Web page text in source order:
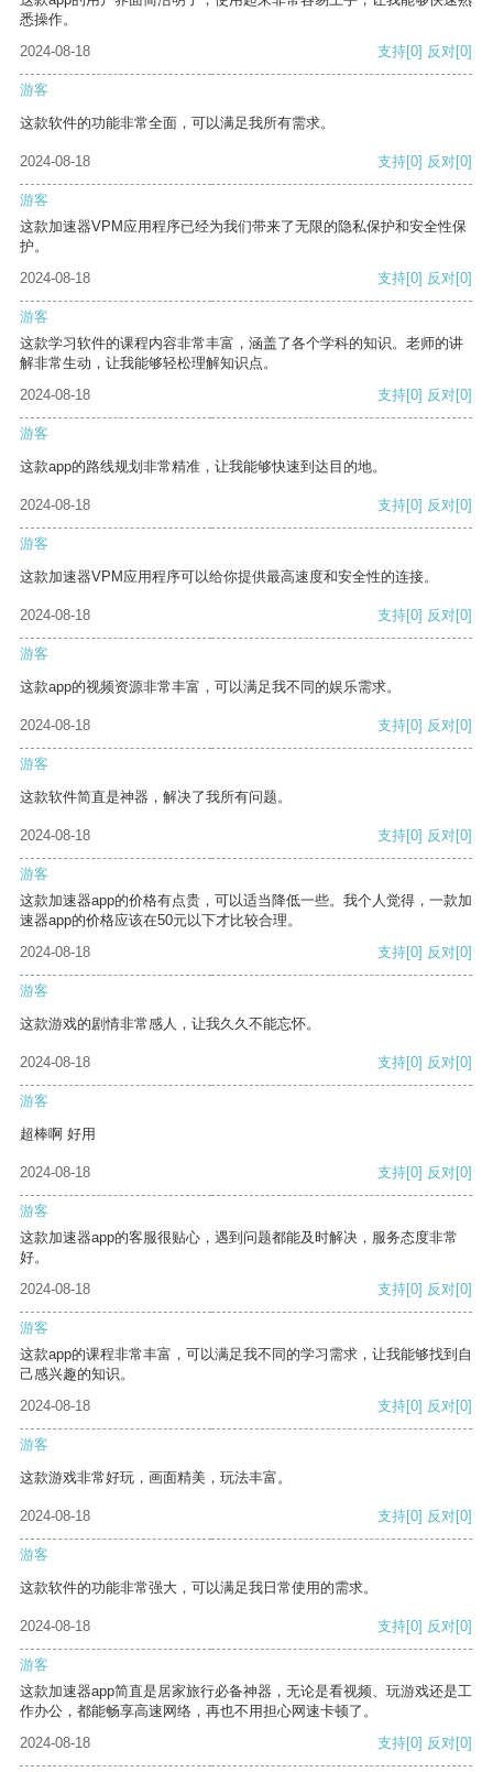
悉操作。
2024-08-18
支持[0] 反对[0]
游客
这款软件的功能非常全面，可以满足我所有需求。
2024-08-18 支持[0] 反对[0]
游客
这款加速器VPM应用程序已经为我们带来了无限的隐私保护和安全性保
护。
2024-08-18
支持[0] 反对[0]
游客
这款学习软件的课程内容非常丰富，涵盖了各个学科的知识。老师的讲
解非常生动，让我能够轻松理解知识点。
2024-08-18
支持[0] 反对[0]
游客
这款app的路线规划非常精准，让我能够快速到达目的地。
2024-08-18 支持[0] 反对[0]
游客
这款加速器VPM应用程序可以给你提供最高速度和安全性的连接。
2024-08-18 支持[0] 反对[0]
游客
这款app的视频资源非常丰富，可以满足我不同的娱乐需求。
2024-08-18 支持[0] 反对[0]
游客
这款软件简直是神器，解决了我所有问题。
2024-08-18 支持[0] 反对[0]
游客
这款加速器app的价格有点贵，可以适当降低一些。我个人觉得，一款加
速器app的价格应该在50元以下才比较合理。
2024-08-18
支持[0] 反对[0]
游客
这款游戏的剧情非常感人，让我久久不能忘怀。
2024-08-18 支持[0] 反对[0]
游客
超棒啊 好用
2024-08-18 支持[0] 反对[0]
游客
这款加速器app的客服很贴心，遇到问题都能及时解决，服务态度非常
好。
2024-08-18
支持[0] 反对[0]
游客
这款app的课程非常丰富，可以满足我不同的学习需求，让我能够找到自
己感兴趣的知识。
2024-08-18
支持[0] 反对[0]
游客
这款游戏非常好玩，画面精美，玩法丰富。
2024-08-18 支持[0] 反对[0]
游客
这款软件的功能非常强大，可以满足我日常使用的需求。
2024-08-18 支持[0] 反对[0]
游客
这款加速器app简直是居家旅行必备神器，无论是看视频、玩游戏还是工
作办公，都能畅享高速网络，再也不用担心网速卡顿了。
2024-08-18
支持[0] 反对[0]